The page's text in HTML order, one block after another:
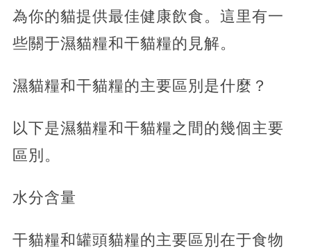
為你的貓提供最佳健康飲食。這里有一
些關于濕貓糧和干貓糧的見解。
濕貓糧和干貓糧的主要區別是什麼？
以下是濕貓糧和干貓糧之間的幾個主要
區別。
水分含量
干貓糧和罐頭貓糧的主要區別在于食物